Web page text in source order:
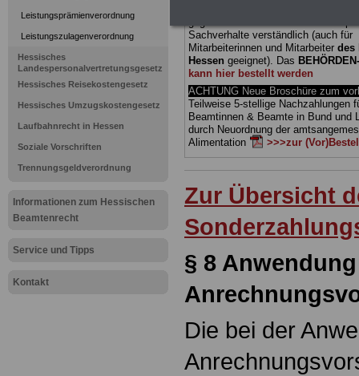
Leistungsprämienverordnung
Leistungszulagenverordnung
Hessisches
Landespersonalvertretungsgesetz
Hessisches Reisekostengesetz
Hessisches Umzugskostengesetz
Laufbahnrecht in Hessen
Soziale Vorschriften
Trennungsgeldverordnung
Informationen zum Hessischen
Beamtenrecht
Service und Tipps
Kontakt
Sachverhalte verständlich (auch für
Mitarbeiterinnen und Mitarbeiter des
Hessen geeignet). Das
kann hier bestellt werden
ACHTUNG Neue Broschüre zum
Teilweise 5-stellige Nachzahlungen
Beamtinnen & Beamte in Bund und
durch Neuordnung der
Alimentation
>>>zur
Zur Übersicht
§ 8
Die bei der